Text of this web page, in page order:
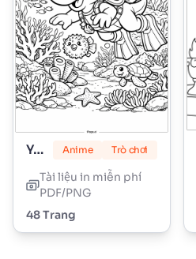
Yoshi Anime Trò chơi
Tài liệu in miễn phí
PDF/PNG
48 Trang